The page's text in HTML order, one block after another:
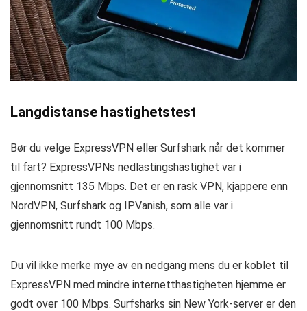
Langdistanse hastighetstest
Bør du velge ExpressVPN eller Surfshark når det kommer
til fart? ExpressVPNs nedlastingshastighet var i
gjennomsnitt 135 Mbps. Det er en rask VPN, kjappere enn
NordVPN, Surfshark og IPVanish, som alle var i
gjennomsnitt rundt 100 Mbps.
Du vil ikke merke mye av en nedgang mens du er koblet til
ExpressVPN med mindre internetthastigheten hjemme er
godt over 100 Mbps. Surfsharks sin New York-server er den